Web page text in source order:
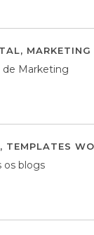
,
de Marketing
, TEMPLATES
os blogs